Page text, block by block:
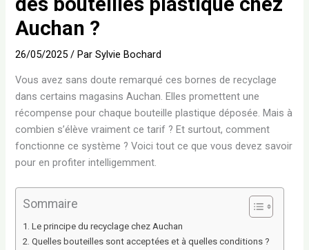
Auchan ?
26/05/2025/ ParSylvie Bochard
Vous avez sans doute remarqué ces bornes de recyclage
dans certains magasins Auchan. Elles promettent une
récompense pour chaque bouteille plastique déposée. Mais à
combien s’élève vraiment ce tarif ? Et surtout, comment
fonctionne ce système ? Voici tout ce que vous devez savoir
pour en profiter intelligemment.
Sommaire
Le principe du recyclage chez Auchan
Quelles bouteilles sont acceptées et à quelles conditions ?